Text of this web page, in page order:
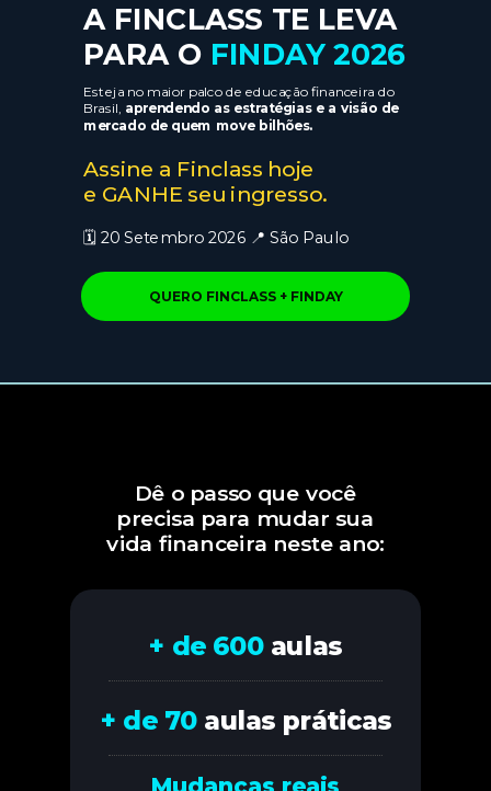
+ de 600 aulas
+ de 70 aulas práticas
Dê o passo que você
precisa para mudar sua
vida financeira neste ano:
Esteja no maior palco de educação financeira do
Brasil, aprendendo as estratégias e a visão de
mercado de quem move bilhões.
A FINCLASS TE LEVA
PARA O FINDAY 2026
Assine a Finclass hoje
e GANHE seu ingresso.
🗓️ 20 Setembro 2026 📍 São Paulo
QUERO FINCLASS + FINDAY